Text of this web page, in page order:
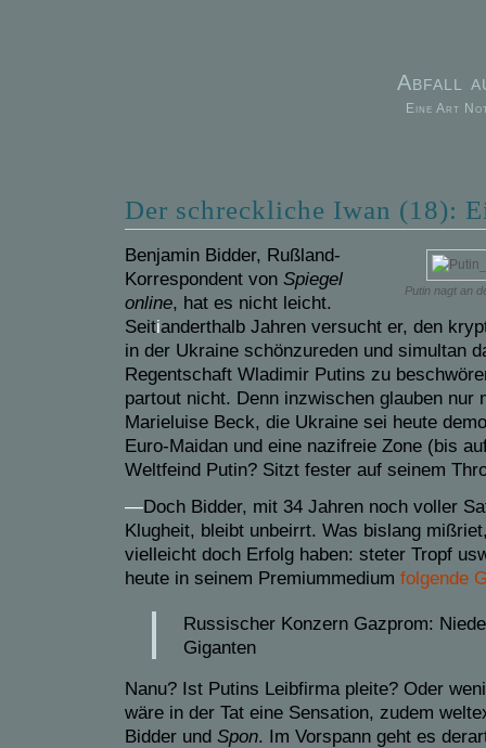
Abfall
Eine Art
Der schreckliche Iwan (18):
Putin nagt an
Benjamin Bidder, Rußland-
Korrespondent von Spiegel
online, hat es nicht leicht.
Seitianderthalb Jahren versucht er, den
in der Ukraine schönzureden und simultan
Regentschaft Wladimir Putins zu
partout nicht. Denn inzwischen glauben nur
Marieluise Beck, die Ukraine sei heute
Euro-Maidan und eine nazifreie Zone (bis
Weltfeind Putin? Sitzt fester auf seinem
—Doch Bidder, mit 34 Jahren noch voller
Klugheit, bleibt unbeirrt. Was bislang
vielleicht doch Erfolg haben: steter Tropf
heute in seinem Premiummedium folgende
Russischer Konzern Gazprom:
Giganten
Nanu? Ist Putins Leibfirma pleite? Oder
wäre in der Tat eine Sensation, zudem
Bidder und Spon. Im Vorspann geht es